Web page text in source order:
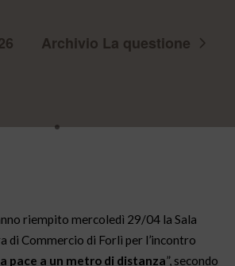
Archivio La questione
riempito mercoledì 29/04 la Sala
di Commercio di Forlì per l’incontro
pace a un metro di distanza”, secondo